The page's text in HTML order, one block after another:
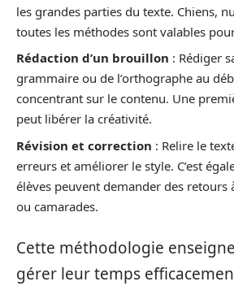
les grandes parties du texte. Chiens,
toutes les méthodes sont valables
Rédaction d’un brouillon : Rédiger
grammaire ou de l’orthographe au
concentrant sur le contenu. Une
peut libérer la créativité.
Révision et correction : Relire le
erreurs et améliorer le style. C’est
élèves peuvent demander des retours
ou camarades.
Cette méthodologie
gérer leur temps